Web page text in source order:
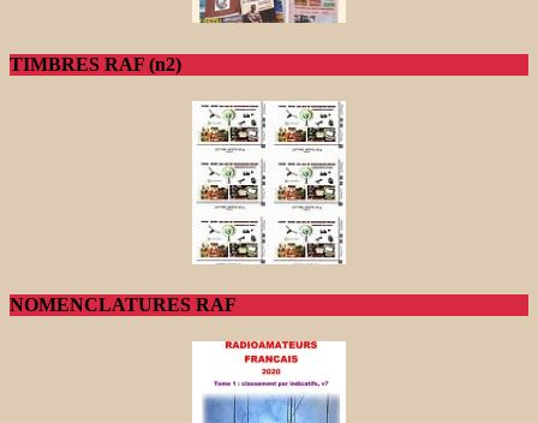
TIMBRES RAF (n2)
NOMENCLATURES RAF